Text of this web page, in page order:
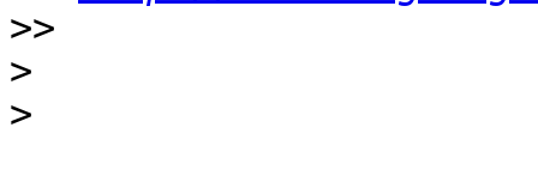
>>
>
>